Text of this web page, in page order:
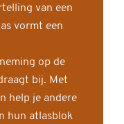
van een
vormt een
op de
bij. Met
help je andere
hun atlasblok